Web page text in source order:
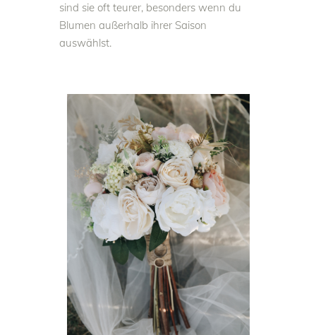
sind sie oft teurer, besonders wenn du
Blumen außerhalb ihrer Saison
auswählst.